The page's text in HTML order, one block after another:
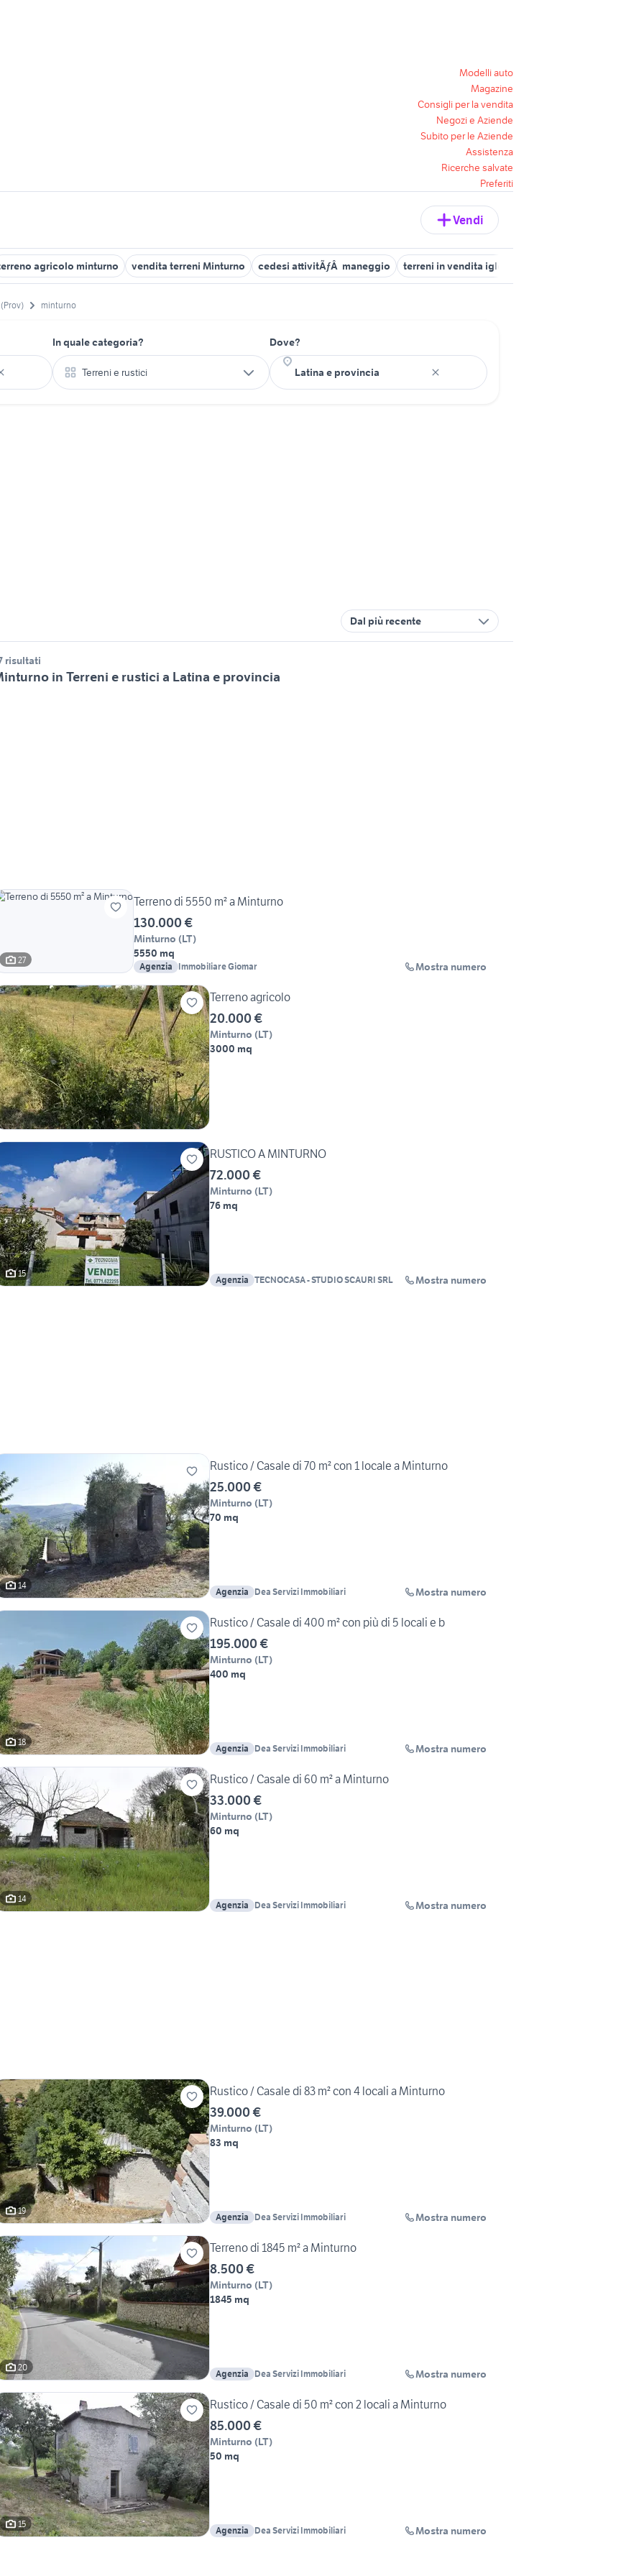
Modelli auto
Magazine
Consigli per la vendita
Negozi e Aziende
Subito per le Aziende
Assistenza
Ricerche salvate
Preferiti
Vendi
agricolo minturno vendita terreni Minturno cedesi attivitÃƒÂ maneggio terreni in vendita iglesias
minturno
In quale categoria?
Terreni e rustici
Dove?
Dal più recente
risultati
in Terreni e rustici a Latina e provincia
27
Terreno di 5550 m² a Minturno
130.000 €
Minturno (LT)
5550 mq
Agenzia Immobiliare Giomar Mostra numero
Terreno agricolo
20.000 €
Minturno (LT)
3000 mq
15
RUSTICO A MINTURNO
72.000 €
Minturno (LT)
76 mq
Agenzia TECNOCASA - STUDIO SCAURI SRL Mostra numero
14
Rustico / Casale di 70 m² con 1 locale a Minturno
25.000 €
Minturno (LT)
70 mq
Agenzia Dea Servizi Immobiliari Mostra numero
18
Rustico / Casale di 400 m² con più di 5 locali e b
195.000 €
Minturno (LT)
400 mq
Agenzia Dea Servizi Immobiliari Mostra numero
14
Rustico / Casale di 60 m² a Minturno
33.000 €
Minturno (LT)
60 mq
Agenzia Dea Servizi Immobiliari Mostra numero
19
Rustico / Casale di 83 m² con 4 locali a Minturno
39.000 €
Minturno (LT)
83 mq
Agenzia Dea Servizi Immobiliari Mostra numero
20
Terreno di 1845 m² a Minturno
8.500 €
Minturno (LT)
1845 mq
Agenzia Dea Servizi Immobiliari Mostra numero
15
Rustico / Casale di 50 m² con 2 locali a Minturno
85.000 €
Minturno (LT)
50 mq
Agenzia Dea Servizi Immobiliari Mostra numero